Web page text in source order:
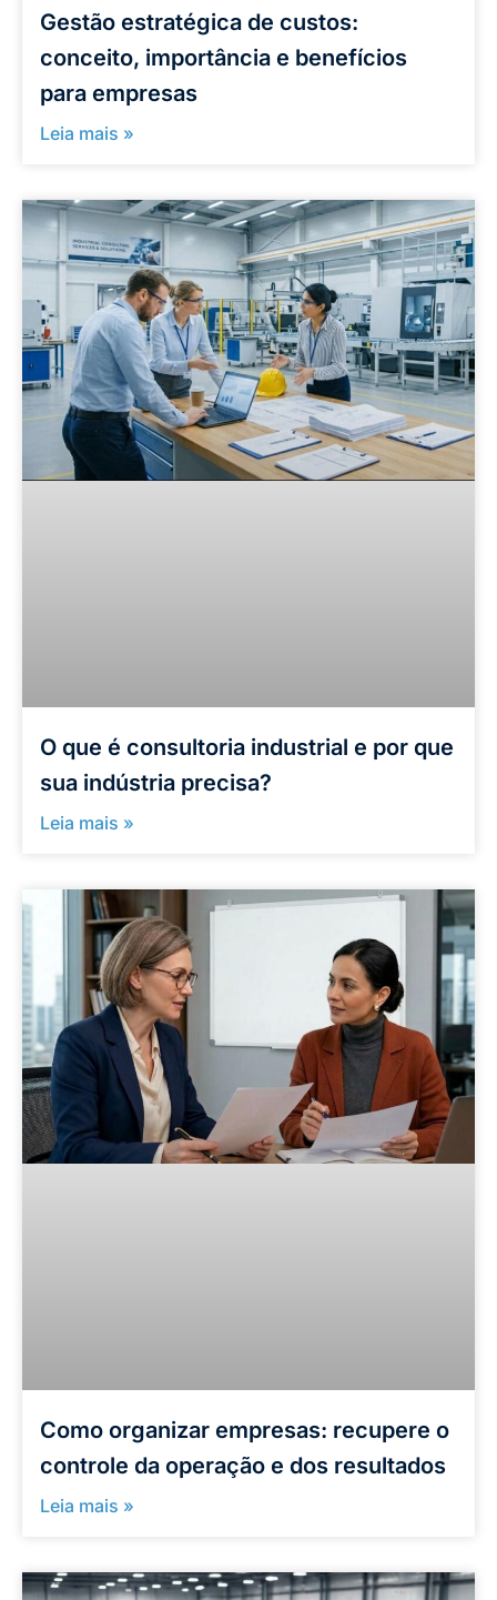
Gestão estratégica de custos:
conceito, importância e benefícios
para empresas
Leia mais »
O que é consultoria industrial e por que
sua indústria precisa?
Leia mais »
Como organizar empresas: recupere o
controle da operação e dos resultados
Leia mais »